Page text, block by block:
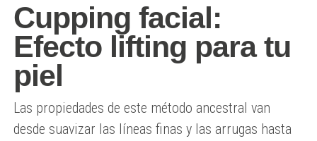
Cupping facial:
Efecto lifting para tu
piel
Las propiedades de este método ancestral van
desde suavizar las líneas finas y las arrugas hasta